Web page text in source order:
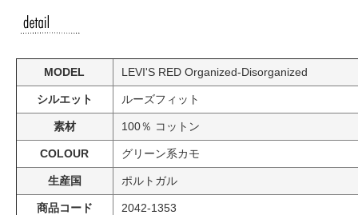
MODEL LEVI'S RED Organized-Disorganized
シルエット ルーズフィット
素材 100％ コットン
COLOUR グリーン系カモ
生産国 ポルトガル
商品コード 2042-1353